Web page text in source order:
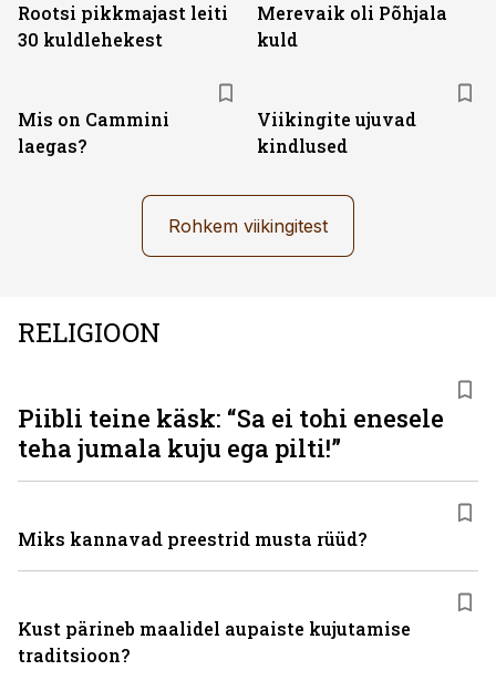
Rootsi pikkmajast leiti
30 kuldlehekest
Merevaik oli Põhjala
kuld
Mis on Cammini
laegas?
Viikingite ujuvad
kindlused
Rohkem viikingitest
RELIGIOON
Piibli teine käsk: “Sa ei tohi enesele
teha jumala kuju ega pilti!”
Miks kannavad preestrid musta rüüd?
Kust pärineb maalidel aupaiste kujutamise
traditsioon?